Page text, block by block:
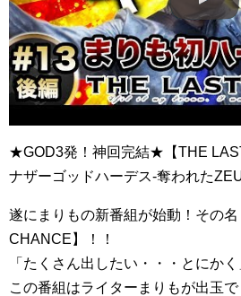
★GOD3発！神回完結★【THE
ナザーゴッドハーデス‐奪われた
遂にまりもの新番組が始動！その
CHANCE】！！
「たくさん出したい・・・とにかく
この番組はライターまりもが出玉で